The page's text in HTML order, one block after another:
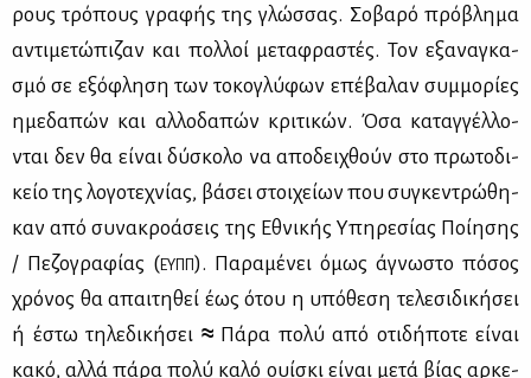
ρους τρό­πους γρα­φής της γλώσ­σας. Σο­βα­ρό πρό­βλη­μα
αντι­με­τώ­πι­ζαν και πολ­λοί με­τα­φρα­στές. Τον εξα­να­γκα­
σμό σε εξό­φλη­ση των το­κο­γλύ­φων επέ­βα­λαν συμ­μο­ρί­ες
ημε­δα­πών και αλ­λο­δα­πών κρι­τι­κών. Όσα κα­ταγ­γέλ­λο­
νται δεν θα εί­ναι δύ­σκο­λο να απο­δει­χθούν στο πρω­το­δι­
κείο της λο­γο­τε­χνί­ας, βά­σει στοι­χεί­ων που συ­γκε­ντρώ­θη­
καν από συ­να­κρο­ά­σεις της Εθνι­κής Υπη­ρε­σί­ας Ποί­η­σης
/ Πε­ζο­γρα­φί­ας (ΕΥΠΠ). Πα­ρα­μέ­νει όμως άγνω­στο πό­σος
χρό­νος θα απαι­τη­θεί έως ότου η υπό­θε­ση τε­λε­σι­δι­κή­σει
ή έστω τη­λε­δι­κή­σει ≈Πά­ρα πο­λύ από οτι­δή­πο­τε εί­ναι
κα­κό, αλ­λά πά­ρα πο­λύ κα­λό ουί­σκι εί­ναι με­τά βί­ας αρ­κε­